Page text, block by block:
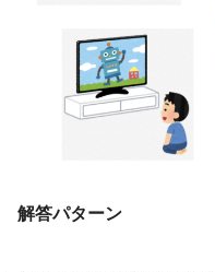
解答パターン